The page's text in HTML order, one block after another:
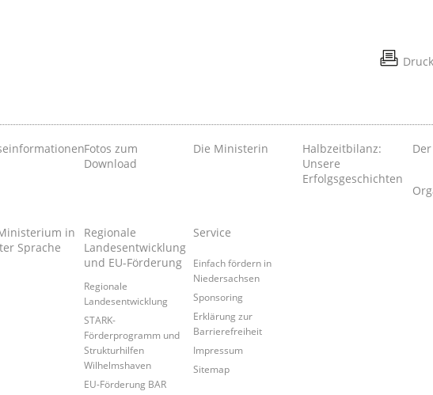
Fotos zum
Download
Die Ministerin
Halbzeitbilanz:
Unsere
Erfolgsgeschichten
in
Sprache
Regionale
Landesentwicklung
und EU-Förderung
Regionale
Landesentwicklung
STARK-
Förderprogramm und
Strukturhilfen
Wilhelmshaven
EU-Förderung BAR
Service
Einfach fördern in
Niedersachsen
Sponsoring
Erklärung zur
Barrierefreiheit
Impressum
Sitemap